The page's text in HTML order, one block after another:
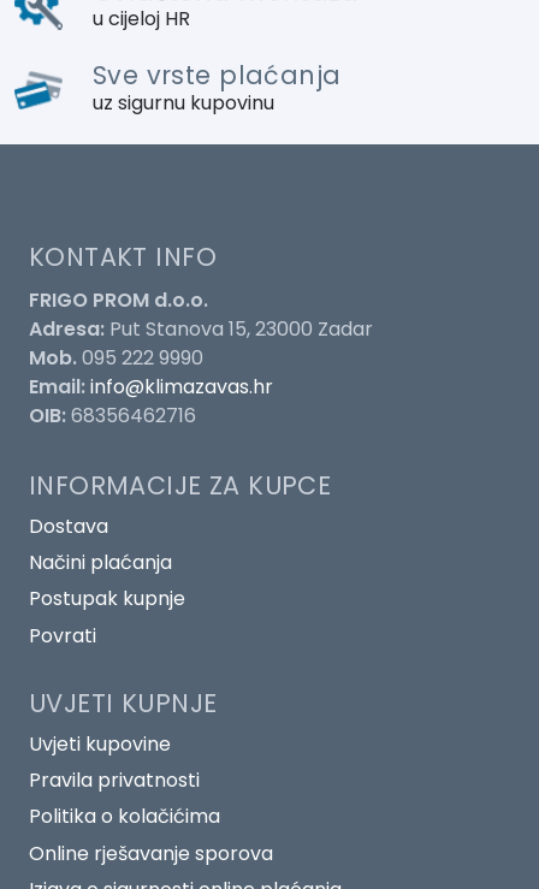
u cijeloj HR
Sve vrste plaćanja
uz sigurnu kupovinu
KONTAKT INFO
FRIGO PROM d.o.o.
Adresa: Put Stanova 15, 23000 Zadar
Mob.095 222 9990
Email:info@klimazavas.hr
OIB:68356462716
INFORMACIJE ZA KUPCE
Dostava
Načini plaćanja
Postupak kupnje
Povrati
UVJETI KUPNJE
Uvjeti kupovine
Pravila privatnosti
Politika o kolačićima
Online rješavanje sporova